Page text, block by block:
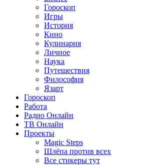
Гороскоп
Игры
История
Кино
Кулинария
Личное
Наука
Путешествия
Философия
Язарт
Гороскоп
Работа
Радио Онлайн
ТВ Онлайн
Проекты
Magic Steps
Шлёпа против всех
Все стикеры тут